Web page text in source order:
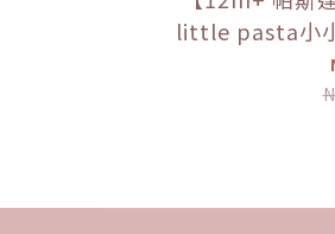
little pasta小
大利麵*1 +
達 動物造